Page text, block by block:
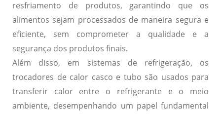
resfriamento de produtos, garantindo que os
alimentos sejam processados de maneira segura e
eficiente, sem comprometer a qualidade e a
segurança dos produtos finais.
Além disso, em sistemas de refrigeração, os
trocadores de calor casco e tubo são usados para
transferir calor entre o refrigerante e o meio
ambiente, desempenhando um papel fundamental